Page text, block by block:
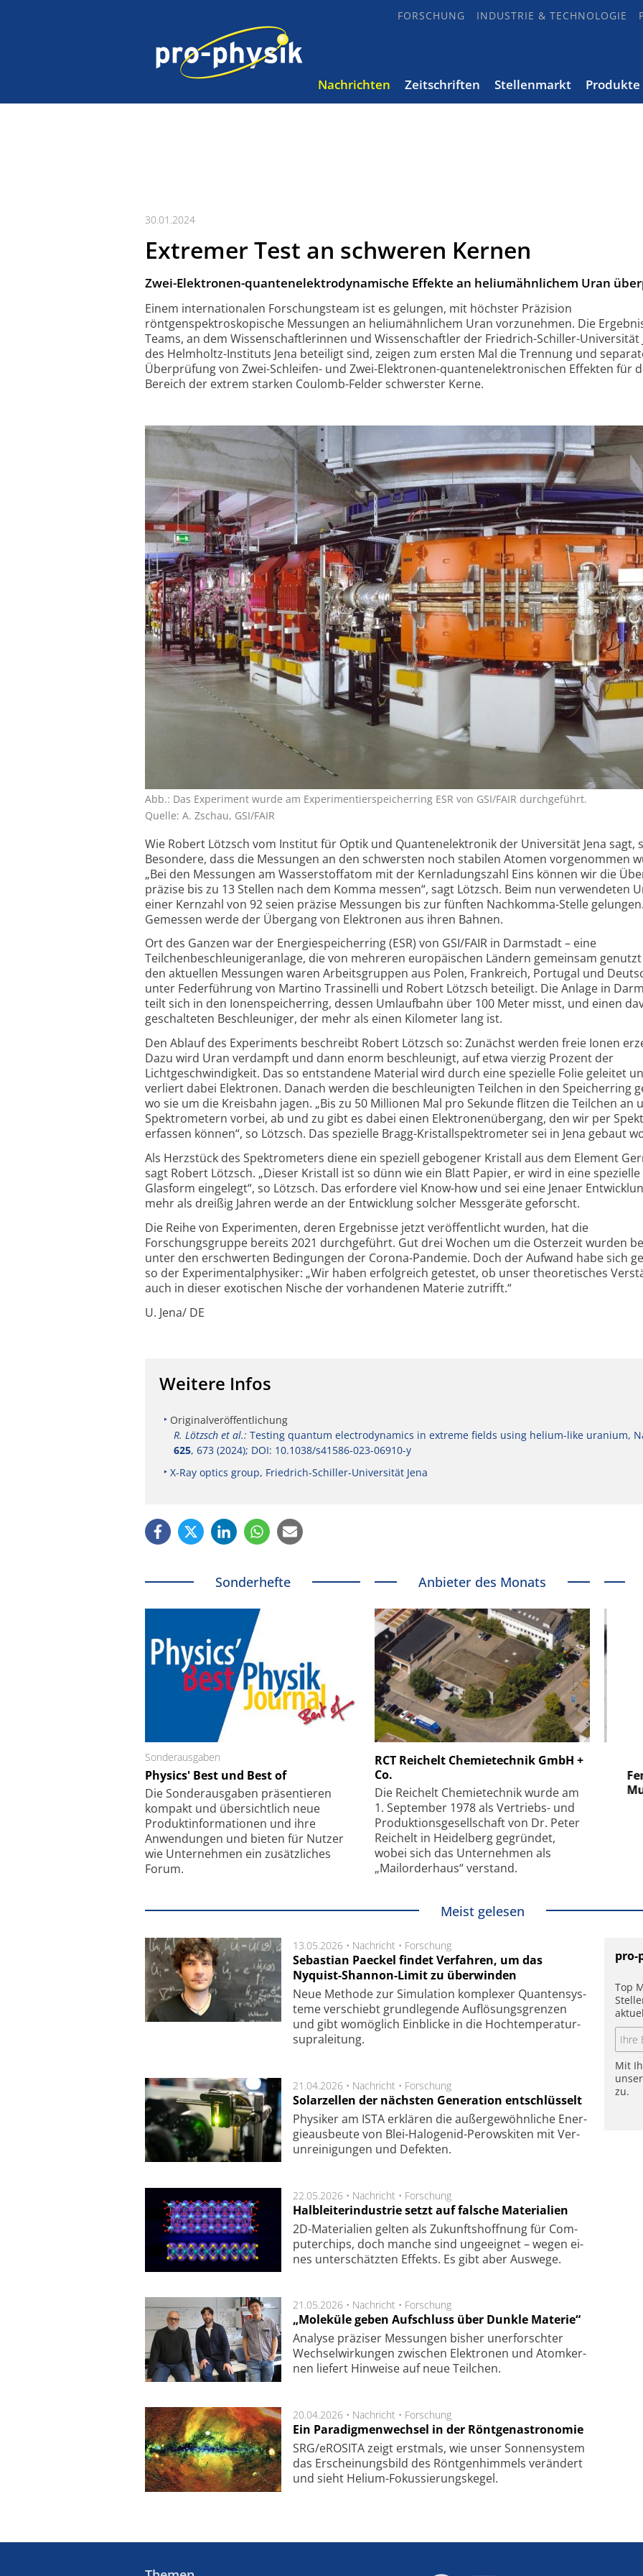
FORSCHUNG INDUSTRIE & TECHNOLOGIE
Nachrichten Zeitschriften Stellenmarkt Produkte
30.01.2024
Extremer Test an schweren Kernen
Zwei-Elektronen-quantenelektrodynamische Effekte an heliumähnlichem Uran
Einem internationalen Forschungsteam ist es gelungen, mit höchster Präzision
röntgenspektroskopische Messungen an heliumähnlichem Uran vorzunehmen. Die
Teams, an dem Wissenschaftlerinnen und Wissenschaftler der Friedrich-Schiller-Universität
des Helmholtz-Instituts Jena beteiligt sind, zeigen zum ersten Mal die Trennung und
Überprüfung von Zwei-Schleifen- und Zwei-Elektronen-quantenelektronischen Effekten für
Bereich der extrem starken Coulomb-Felder schwerster Kerne.
Abb.: Das Experiment wurde am Experimentierspeicherring ESR von GSI/FAIR durchgeführt.
Quelle: A. Zschau, GSI/FAIR
Wie Robert Lötzsch vom Institut für Optik und Quantenelektronik der Universität Jena sagt,
Besondere, dass die Messungen an den schwersten noch stabilen Atomen vorgenommen
„Bei den Messungen am Wasserstoffatom mit der Kernladungszahl Eins können wir die
präzise bis zu 13 Stellen nach dem Komma messen“, sagt Lötzsch. Beim nun verwendeten
einer Kernzahl von 92 seien präzise Messungen bis zur fünften Nachkomma-Stelle gelungen.
Gemessen werde der Übergang von Elektronen aus ihren Bahnen.
Ort des Ganzen war der Energiespeicherring (ESR) von GSI/FAIR in Darmstadt – eine
Teilchenbeschleunigeranlage, die von mehreren europäischen Ländern gemeinsam
den aktuellen Messungen waren Arbeitsgruppen aus Polen, Frankreich, Portugal und
unter Federführung von Martino Trassinelli und Robert Lötzsch beteiligt. Die Anlage in
teilt sich in den Ionenspeicherring, dessen Umlaufbahn über 100 Meter misst, und einen
geschalteten Beschleuniger, der mehr als einen Kilometer lang ist.
Den Ablauf des Experiments beschreibt Robert Lötzsch so: Zunächst werden freie Ionen
Dazu wird Uran verdampft und dann enorm beschleunigt, auf etwa vierzig Prozent der
Lichtgeschwindigkeit. Das so entstandene Material wird durch eine spezielle Folie geleitet
verliert dabei Elektronen. Danach werden die beschleunigten Teilchen in den Speicherring
wo sie um die Kreisbahn jagen. „Bis zu 50 Millionen Mal pro Sekunde flitzen die Teilchen an
Spektrometern vorbei, ab und zu gibt es dabei einen Elektronenübergang, den wir per
erfassen können“, so Lötzsch. Das spezielle Bragg-Kristallspektrometer sei in Jena gebaut
Als Herzstück des Spektrometers diene ein speziell gebogener Kristall aus dem Element
sagt Robert Lötzsch. „Dieser Kristall ist so dünn wie ein Blatt Papier, er wird in eine spezielle
Glasform eingelegt“, so Lötzsch. Das erfordere viel Know-how und sei eine Jenaer
mehr als dreißig Jahren werde an der Entwicklung solcher Messgeräte geforscht.
Die Reihe von Experimenten, deren Ergebnisse jetzt veröffentlicht wurden, hat die
Forschungsgruppe bereits 2021 durchgeführt. Gut drei Wochen um die Osterzeit wurden
unter den erschwerten Bedingungen der Corona-Pandemie. Doch der Aufwand habe sich
so der Experimentalphysiker: „Wir haben erfolgreich getestet, ob unser theoretisches
auch in dieser exotischen Nische der vorhandenen Materie zutrifft.“
U. Jena/ DE
Weitere Infos
Originalveröffentlichung
R. Lötzsch et al.: Testing quantum electrodynamics in extreme fields using helium-like uranium,
625, 673 (2024); DOI: 10.1038/s41586-023-06910-y
X-Ray optics group, Friedrich-Schiller-Universität Jena
Sonderhefte
Sonderausgaben
Physics' Best und Best of
Die Sonder­ausgaben präsentieren
kompakt und übersichtlich neue
Produkt­informationen und ihre
Anwendungen und bieten für Nutzer
wie Unternehmen ein zusätzliches
Forum.
Anbieter des Monats
RCT Reichelt Chemietechnik GmbH +
Co.
Die Reichelt Chemietechnik wurde am
1. September 1978 als Vertriebs- und
Produktionsgesellschaft von Dr. Peter
Reichelt in Heidelberg gegründet,
wobei sich das Unternehmen als
„Mailorderhaus“ verstand.
Faserkoppler mit Super-
Feinfokussierungsmechanismus
SmarAct GmbH
kleinstem Raum
Meist gelesen
13.05.2026 • Nachricht • Forschung
Sebastian Paeckel findet Verfahren, um das
Nyquist-Shannon-Limit zu überwinden
Neue Methode zur Simu­la­tion kom­ple­xer Quan­ten­sys­
te­me ver­schiebt grund­le­gen­de Auf­lösungs­gren­zen
und gibt wo­mög­lich Ein­blicke in die Hoch­tempe­ra­tur­
supra­lei­tung.
21.04.2026 • Nachricht • Forschung
Solarzellen der nächsten Generation entschlüsselt
Physiker am ISTA er­klä­ren die außer­ge­wöhn­li­che Ener­
gie­aus­beu­te von Blei-Halo­ge­nid-Perows­ki­ten mit Ver­
unrei­ni­gung­en und De­fek­ten.
22.05.2026 • Nachricht • Forschung
Halbleiterindustrie setzt auf falsche Materialien
2D-Mate­ri­a­li­en gel­ten als Zu­kunfts­hoff­nung für Com­
pu­ter­chips, doch man­che sind un­ge­eig­net – we­gen ei­
nes un­ter­schätz­ten Ef­fekts. Es gibt aber Aus­we­ge.
21.05.2026 • Nachricht • Forschung
„Moleküle geben Aufschluss über Dunkle Materie“
Analyse prä­zi­ser Mes­sung­en bis­her un­er­for­schter
Wech­sel­wir­kung­en zwi­schen Elek­tro­nen und Atom­ker­
nen lie­fert Hin­wei­se auf neue Teil­chen.
20.04.2026 • Nachricht • Forschung
Ein Paradigmenwechsel in der Röntgenastronomie
SRG/eROSITA zeigt erst­mals, wie unser Son­nen­sys­tem
das Er­schei­nungs­bild des Rönt­gen­him­mels ver­än­dert
und sieht Helium-Fokus­sie­rungs­ke­gel.
pro-
Top
Mit
zu.